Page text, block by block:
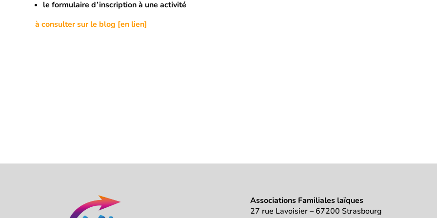
le formulaire d’inscription à une activité
à consulter sur le blog [en lien]
Associations Familiales laïques
27 rue Lavoisier – 67200 Strasbourg